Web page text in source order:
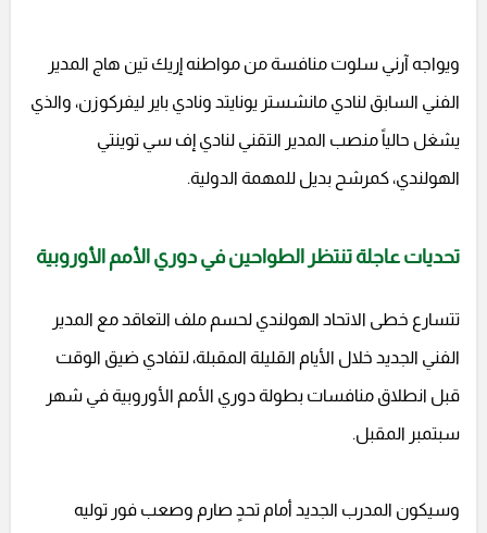
ويواجه آرني سلوت منافسة من مواطنه إريك تين هاج المدير
الفني السابق لنادي مانشستر يونايتد ونادي باير ليفركوزن، والذي
يشغل حالياً منصب المدير التقني لنادي إف سي توينتي
الهولندي، كمرشح بديل للمهمة الدولية.
تحديات عاجلة تنتظر الطواحين في دوري الأمم الأوروبية
تتسارع خطى الاتحاد الهولندي لحسم ملف التعاقد مع المدير
الفني الجديد خلال الأيام القليلة المقبلة، لتفادي ضيق الوقت
قبل انطلاق منافسات بطولة دوري الأمم الأوروبية في شهر
سبتمبر المقبل.
وسيكون المدرب الجديد أمام تحدٍ صارم وصعب فور توليه